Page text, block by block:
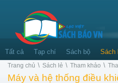
Tất cả Tạp chí Sách bộ Sách
Trang chủ \ Sách lẻ \ Tham khảo \
Máy và hệ thống điều